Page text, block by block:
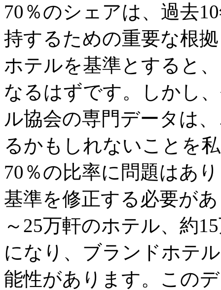
70％のシェアは、過去
持するための重要な根
ホテルを基準とすると
なるはずです。しかし
ル協会の専門データは
るかもしれないことを
70％の比率に問題はあ
基準を修正する必要が
～25万軒のホテル、約
になり、ブランドホテ
能性があります。この